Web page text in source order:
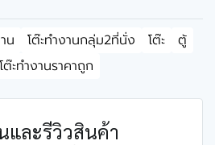
น โต๊ะทำงานกลุ่ม2ที่นั่ง โต๊ะ
ตู้
โต๊ะทำงานราคาถูก
และรีวิวสินค้า